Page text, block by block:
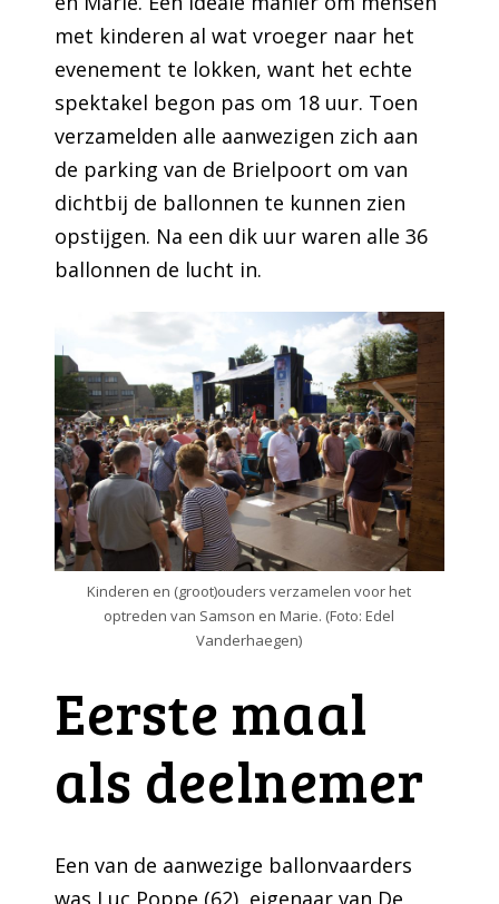
met kinderen al wat vroeger naar het
evenement te lokken, want het echte
spektakel begon pas om 18 uur. Toen
verzamelden alle aanwezigen zich aan
de parking van de Brielpoort om van
dichtbij de ballonnen te kunnen zien
opstijgen. Na een dik uur waren alle 36
ballonnen de lucht in.
Kinderen en (groot)ouders verzamelen voor het
optreden van Samson en Marie. (Foto: Edel
Vanderhaegen)
Eerste maal
als deelnemer
Een van de aanwezige ballonvaarders
was Luc Poppe (62), eigenaar van De